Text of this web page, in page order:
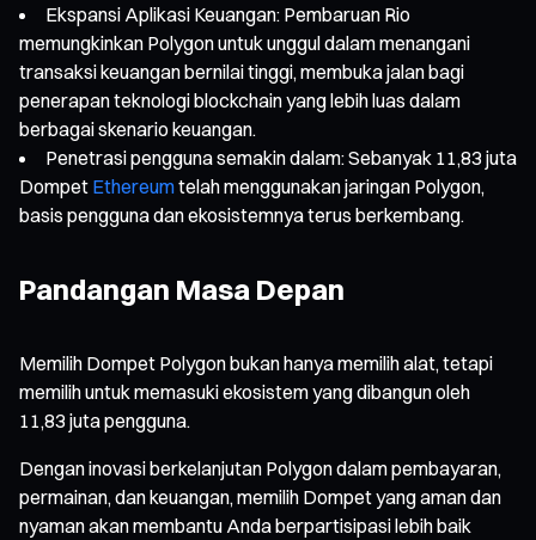
Ekspansi Aplikasi Keuangan: Pembaruan Rio
memungkinkan Polygon untuk unggul dalam menangani
transaksi keuangan bernilai tinggi, membuka jalan bagi
penerapan teknologi blockchain yang lebih luas dalam
berbagai skenario keuangan.
Penetrasi pengguna semakin dalam: Sebanyak 11,83 juta
Dompet Ethereumtelah menggunakan jaringan Polygon,
basis pengguna dan ekosistemnya terus berkembang.
Pandangan Masa Depan
Memilih Dompet Polygon bukan hanya memilih alat, tetapi
memilih untuk memasuki ekosistem yang dibangun oleh
11,83 juta pengguna.
Dengan inovasi berkelanjutan Polygon dalam pembayaran,
permainan, dan keuangan, memilih Dompet yang aman dan
nyaman akan membantu Anda berpartisipasi lebih baik